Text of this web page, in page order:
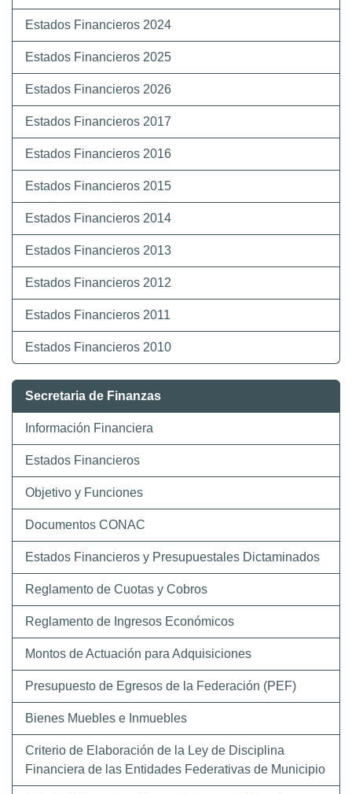
Estados Financieros 2024
Estados Financieros 2025
Estados Financieros 2026
Estados Financieros 2017
Estados Financieros 2016
Estados Financieros 2015
Estados Financieros 2014
Estados Financieros 2013
Estados Financieros 2012
Estados Financieros 2011
Estados Financieros 2010
Secretaria de Finanzas
Información Financiera
Estados Financieros
Objetivo y Funciones
Documentos CONAC
Estados Financieros y Presupuestales Dictaminados
Reglamento de Cuotas y Cobros
Reglamento de Ingresos Económicos
Montos de Actuación para Adquisiciones
Presupuesto de Egresos de la Federación (PEF)
Bienes Muebles e Inmuebles
Criterio de Elaboración de la Ley de Disciplina
Financiera de las Entidades Federativas de Municipio